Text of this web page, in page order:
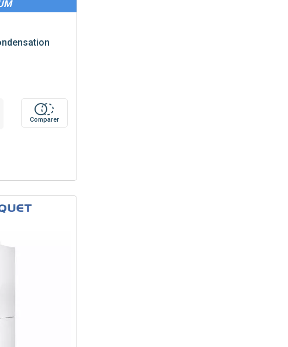
Comparer